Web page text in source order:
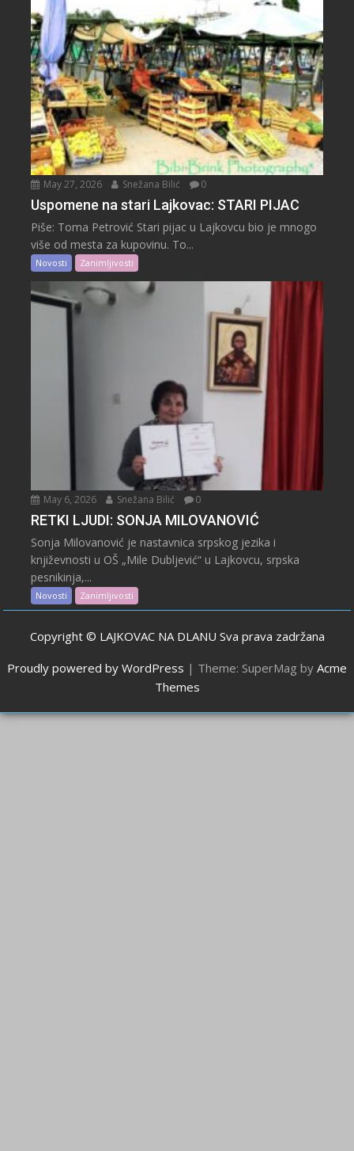
May 27, 2026 Snežana Bilić 0
Uspomene na stari Lajkovac: STARI PIJAC
Piše: Toma Petrović Stari pijac u Lajkovcu bio je mnogo
više od mesta za kupovinu. To...
Novosti Zanimljivosti
May 6, 2026 Snežana Bilić 0
RETKI LJUDI: SONJA MILOVANOVIĆ
Sonja Milovanović je nastavnica srpskog jezika i
književnosti u OŠ „Mile Dubljević“ u Lajkovcu, srpska
pesnikinja,...
Novosti Zanimljivosti
Copyright © LAJKOVAC NA DLANU Sva prava zadržana
Proudly powered by WordPress | Theme: SuperMag by Acme
Themes